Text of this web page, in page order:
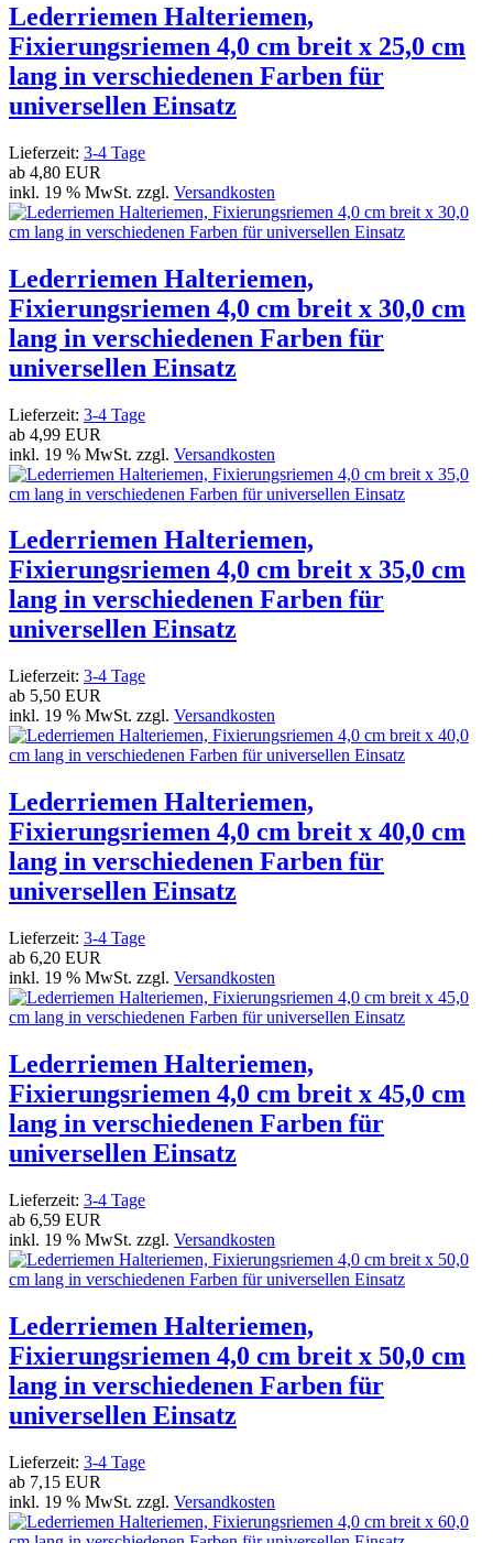
Lederriemen Halteriemen,
Fixierungsriemen 4,0 cm breit x 25,0 cm
lang in verschiedenen Farben für
universellen Einsatz
Lieferzeit: 3-4 Tage
ab 4,80 EUR
inkl. 19 % MwSt. zzgl. Versandkosten
Lederriemen Halteriemen,
Fixierungsriemen 4,0 cm breit x 30,0 cm
lang in verschiedenen Farben für
universellen Einsatz
Lieferzeit: 3-4 Tage
ab 4,99 EUR
inkl. 19 % MwSt. zzgl. Versandkosten
Lederriemen Halteriemen,
Fixierungsriemen 4,0 cm breit x 35,0 cm
lang in verschiedenen Farben für
universellen Einsatz
Lieferzeit: 3-4 Tage
ab 5,50 EUR
inkl. 19 % MwSt. zzgl. Versandkosten
Lederriemen Halteriemen,
Fixierungsriemen 4,0 cm breit x 40,0 cm
lang in verschiedenen Farben für
universellen Einsatz
Lieferzeit: 3-4 Tage
ab 6,20 EUR
inkl. 19 % MwSt. zzgl. Versandkosten
Lederriemen Halteriemen,
Fixierungsriemen 4,0 cm breit x 45,0 cm
lang in verschiedenen Farben für
universellen Einsatz
Lieferzeit: 3-4 Tage
ab 6,59 EUR
inkl. 19 % MwSt. zzgl. Versandkosten
Lederriemen Halteriemen,
Fixierungsriemen 4,0 cm breit x 50,0 cm
lang in verschiedenen Farben für
universellen Einsatz
Lieferzeit: 3-4 Tage
ab 7,15 EUR
inkl. 19 % MwSt. zzgl. Versandkosten